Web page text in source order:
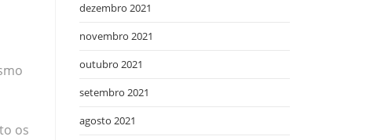
os
dezembro 2021
novembro 2021
outubro 2021
setembro 2021
agosto 2021